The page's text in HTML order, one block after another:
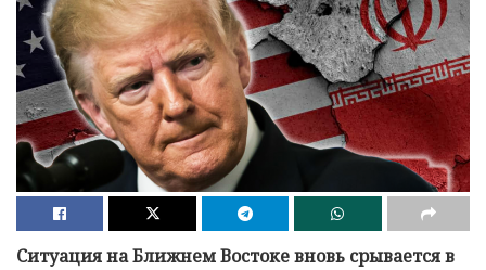
Ситуация на Ближнем Востоке вновь срывается в